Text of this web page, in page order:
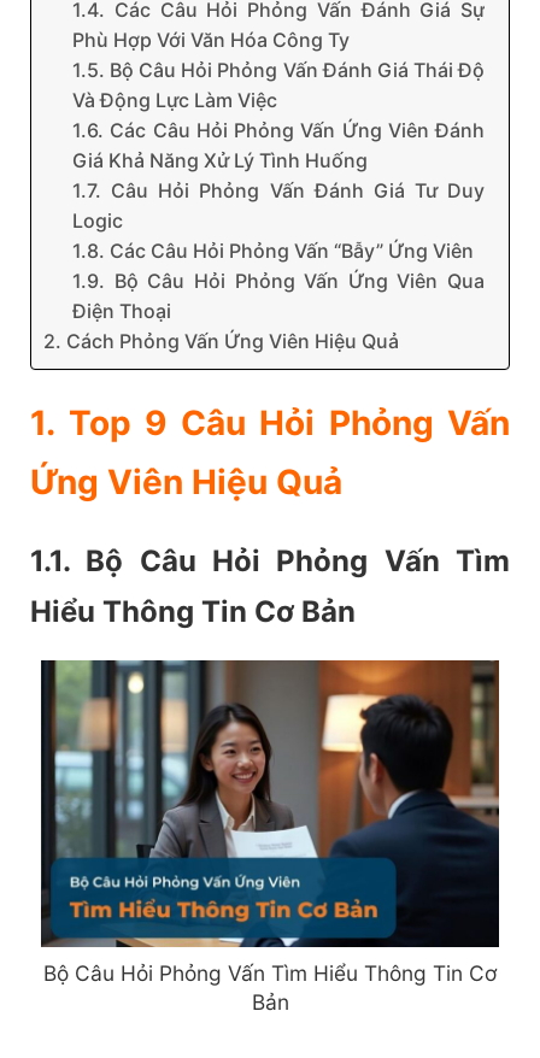
1.4. Các Câu Hỏi Phỏng Vấn Đánh Giá Sự
Phù Hợp Với Văn Hóa Công Ty
1.5. Bộ Câu Hỏi Phỏng Vấn Đánh Giá Thái Độ
Và Động Lực Làm Việc
1.6. Các Câu Hỏi Phỏng Vấn Ứng Viên Đánh
Giá Khả Năng Xử Lý Tình Huống
1.7. Câu Hỏi Phỏng Vấn Đánh Giá Tư Duy
Logic
1.8. Các Câu Hỏi Phỏng Vấn “Bẫy” Ứng Viên
1.9. Bộ Câu Hỏi Phỏng Vấn Ứng Viên Qua
Điện Thoại
2. Cách Phỏng Vấn Ứng Viên Hiệu Quả
1. Top 9 Câu Hỏi Phỏng Vấn
Ứng Viên Hiệu Quả
1.1. Bộ Câu Hỏi Phỏng Vấn Tìm
Hiểu Thông Tin Cơ Bản
Bộ Câu Hỏi Phỏng Vấn Tìm Hiểu Thông Tin Cơ
Bản